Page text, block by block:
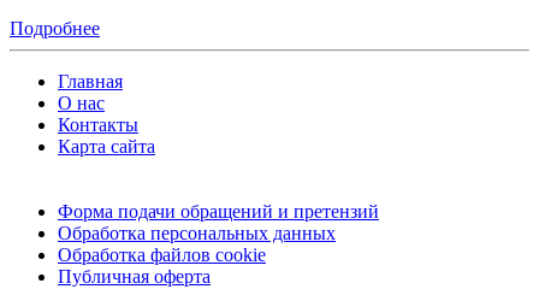
Подробнее
Главная
О нас
Контакты
Карта сайта
Форма подачи обращений и претензий
Обработка персональных данных
Обработка файлов cookie
Публичная оферта